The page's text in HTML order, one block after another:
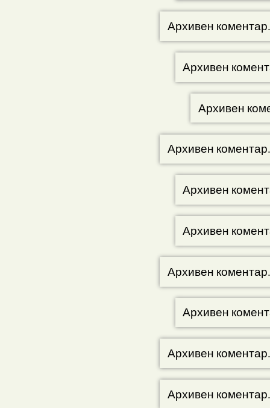
Архивен коментар.
Архивен
Архивен
Архивен коментар.
Архивен
Архивен
Архивен коментар.
Архивен
Архивен коментар.
Архивен коментар.